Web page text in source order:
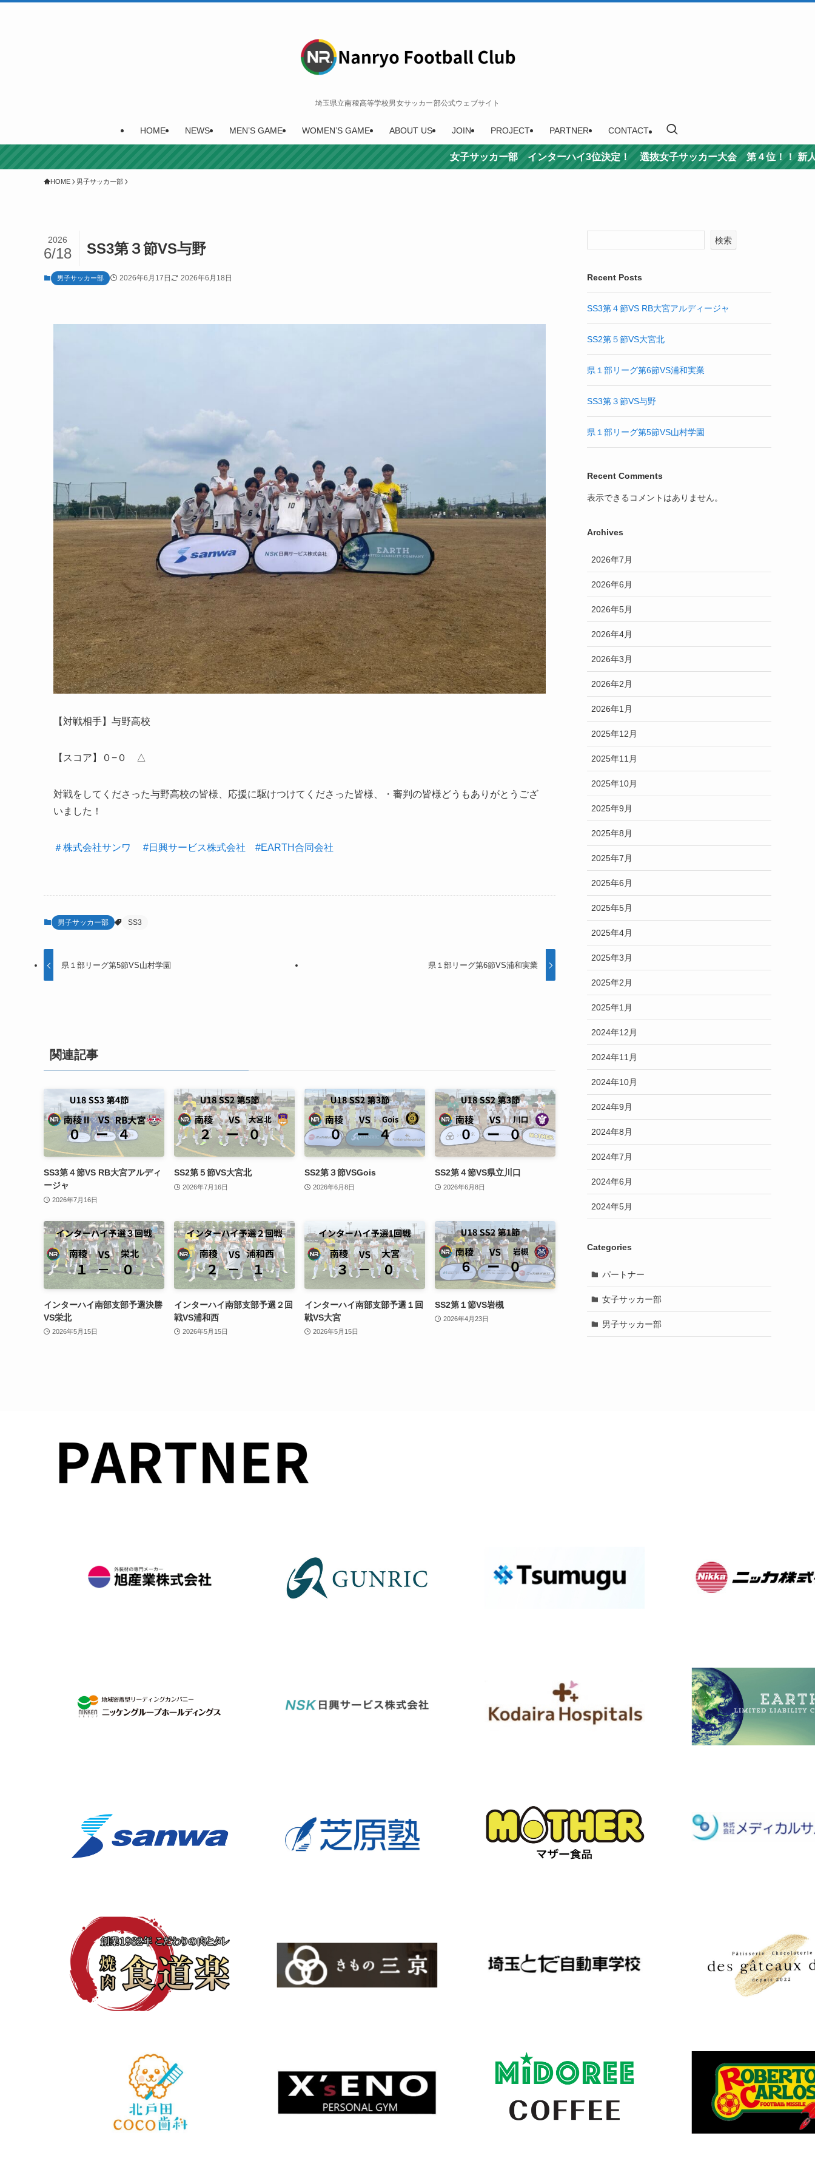
埼玉県立南稜高等学校男女サッカー部公式ウェブサイト
HOME NEWS MEN’S GAME WOMEN’S GAME ABOUT US JOIN PROJECT PARTNER CONTACT
女子サッカー部 インターハイ3位決定！ 選抜女子サッカー大会 第４位！！ 新人戦準優勝！！ 男
HOME 男子サッカー部
SS3第３節VS与野
2026
6/18
男子サッカー部 2026年6月17日 2026年6月18日
【対戦相手】与野高校
【スコア】０−０ △
対戦をしてくださった与野高校の皆様、応援に駆けつけてくださった皆様、・審判の皆様どうもありがとうござ
いました！
＃株式会社サンワ #日興サービス株式会社 #EARTH合同会社
男子サッカー部 SS3
県１部リーグ第5節VS山村学園 県１部リーグ第6節VS浦和実業
関連記事
SS3第４節VS RB大宮アルディ
ージャ
2026年7月16日
SS2第５節VS大宮北
2026年7月16日
SS2第３節VSGois
2026年6月8日
SS2第４節VS県立川口
2026年6月8日
インターハイ南部支部予選決勝
VS栄北
2026年5月15日
インターハイ南部支部予選２回
戦VS浦和西
2026年5月15日
インターハイ南部支部予選１回
戦VS大宮
2026年5月15日
SS2第１節VS岩槻
2026年4月23日
検索
Recent Posts
SS3第４節VS RB大宮アルディージャ
SS2第５節VS大宮北
県１部リーグ第6節VS浦和実業
SS3第３節VS与野
県１部リーグ第5節VS山村学園
Recent Comments
表示できるコメントはありません。
Archives
2026年7月
2026年6月
2026年5月
2026年4月
2026年3月
2026年2月
2026年1月
2025年12月
2025年11月
2025年10月
2025年9月
2025年8月
2025年7月
2025年6月
2025年5月
2025年4月
2025年3月
2025年2月
2025年1月
2024年12月
2024年11月
2024年10月
2024年9月
2024年8月
2024年7月
2024年6月
2024年5月
Categories
パートナー
女子サッカー部
男子サッカー部